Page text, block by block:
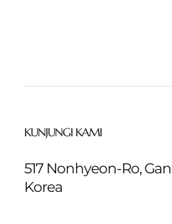
KUNJUNGI KAMI
517 Nonhyeon-Ro,
Korea